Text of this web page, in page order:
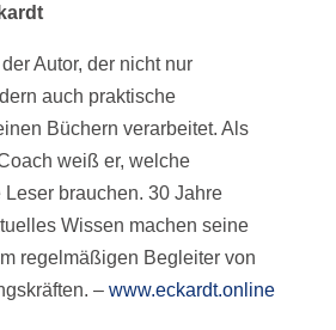
Autor, der nicht nur
auch praktische
Büchern verarbeitet. Als
weiß er, welche
Leser brauchen. 30 Jahre
Wissen machen seine
regelmäßigen Begleiter von
– www.eckardt.online